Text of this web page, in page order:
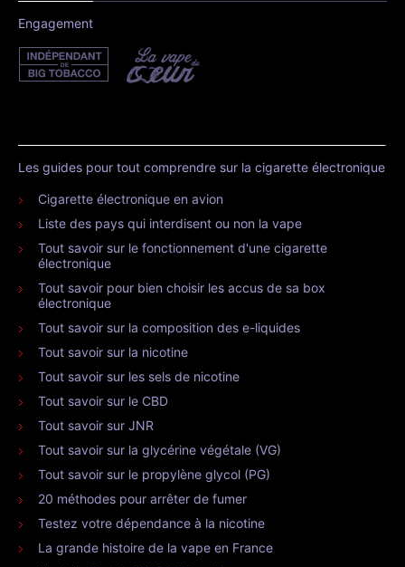
Engagement
Les guides pour tout comprendre sur la cigarette électronique
Cigarette électronique en avion
Liste des pays qui interdisent ou non la vape
Tout savoir sur le fonctionnement d'une cigarette
électronique
Tout savoir pour bien choisir les accus de sa box
électronique
Tout savoir sur la composition des e-liquides
Tout savoir sur la nicotine
Tout savoir sur les sels de nicotine
Tout savoir sur le CBD
Tout savoir sur JNR
Tout savoir sur la glycérine végétale (VG)
Tout savoir sur le propylène glycol (PG)
20 méthodes pour arrêter de fumer
Testez votre dépendance à la nicotine
La grande histoire de la vape en France